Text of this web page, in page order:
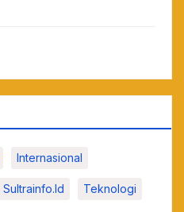
Internasional
Sultrainfo.id Teknologi